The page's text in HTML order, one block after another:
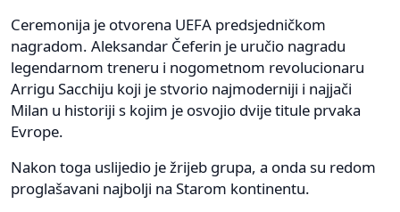
Ceremonija je otvorena UEFA predsjedničkom
nagradom. Aleksandar Čeferin je uručio nagradu
legendarnom treneru i nogometnom revolucionaru
Arrigu Sacchiju koji je stvorio najmoderniji i najjači
Milan u historiji s kojim je osvojio dvije titule prvaka
Evrope.
Nakon toga uslijedio je žrijeb grupa, a onda su redom
proglašavani najbolji na Starom kontinentu.